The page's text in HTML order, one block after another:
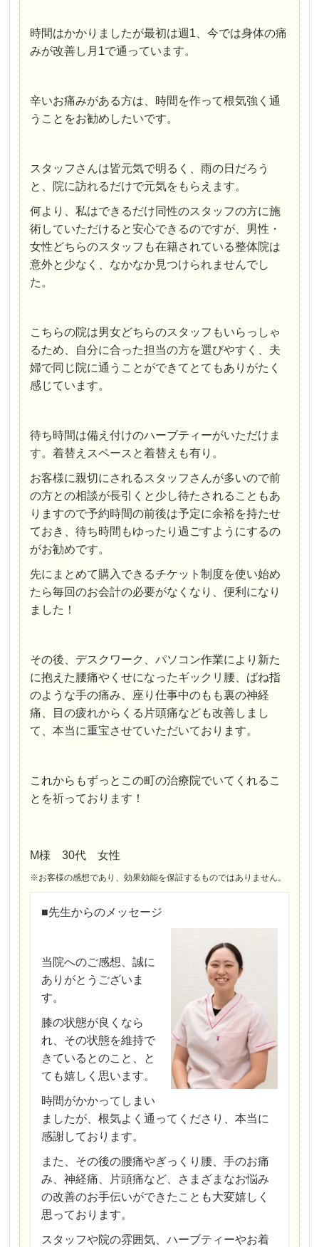
時間はかかりましたが最初は週1、今では身体の痛
みが改善し月1で通っています。
辛いお痛みがある方は、時間を作って根気強く通
うことをお勧めしたいです。
スタッフさんは皆元気で明るく、雨の日だろう
と、院に訪れるだけで元気をもらえます。
何より、私はできるだけ同性のスタッフの方に施
術していただけると安心できるのですが、男性・
女性どちらのスタッフも在籍されている整体院は
意外と少なく、なかなか見つけられませんでし
た。
こちらの院は男女どちらのスタッフもいらっしゃ
るため、自分に合った担当の方を選びやすく、夫
婦で同じ院に通うことができてとてもありがたく
感じています。
待ち時間は備え付けのハーブティーがいただけま
す。着替えスペースと着替えも有り。
お客様に親切にされるスタッフさんが多いので前
の方との相談が長引くと少し待たされることもあ
りますので予約時間の前後は予定に余裕を持たせ
ておき、待ち時間もゆったり過ごすようにするの
がお勧めです。
先にまとめて購入できるチケット制度を使い始め
たら毎回のお会計の必要がなくなり、便利になり
ました！
その後、デスクワーク、パソコン作業により新た
に抱えた腰痛やくせになったギックリ腰、ばね指
のような手の痛み、座り仕事中のもも裏の神経
痛、目の疲れからくる片頭痛なども改善しまし
て、本当に重宝させていただいております。
これからもずっとこの町の治療院でいてくれるこ
とを祈っております！
M様 30代 女性
※お客様の感想であり、効果効能を保証するものではありません。
■先生からのメッセージ
当院へのご感想、誠に
ありがとうございま
す。
膝の状態が良くなら
れ、その状態を維持で
きているとのこと、と
ても嬉しく思います。
時間がかかってしまい
ましたが、根気よく通ってくださり、本当に
感謝しております。
また、その後の腰痛やぎっくり腰、手のお痛
み、神経痛、片頭痛など、さまざまなお悩み
の改善のお手伝いができたことも大変嬉しく
思っております。
スタッフや院の雰囲気、ハーブティーやお着